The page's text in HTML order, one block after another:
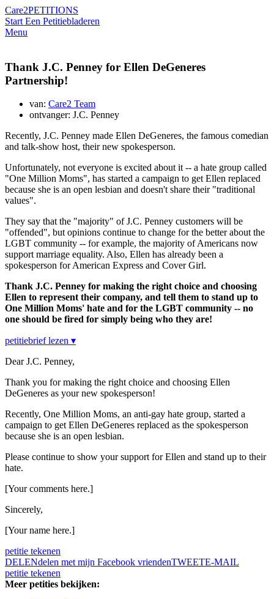
Care2PETITIONS
Start Een Petitiebladeren
Menu
Thank J.C. Penney for Ellen DeGeneres
Partnership!
van: Care2 Team
ontvanger: J.C. Penney
Recently, J.C. Penney made Ellen DeGeneres, the famous comedian
and talk-show host, their new spokesperson.
Unfortunately, not everyone is excited about it -- a hate group called
"One Million Moms", has started a campaign to get Ellen replaced
because she is an open lesbian and doesn't share their "traditional
values".
They say that the "majority" of J.C. Penney customers will be
"offended", but opinions continue to change for the better about the
LGBT community -- for example, the majority of Americans now
support marriage equality. Also, Ellen has already been a
spokesperson for American Express and Cover Girl.
Thank J.C. Penney for making the right choice and choosing
Ellen to represent their company, and tell them to stand up to
One Million Moms' hate and for the LGBT community -- no
one should be fired for simply being who they are!
petitiebrief lezen ▾
Dear J.C. Penney,
Thank you for making the right choice and choosing Ellen
DeGeneres as your new spokesperson!
Recently, One Million Moms, an anti-gay hate group, started a
campaign to get Ellen DeGeneres replaced as the spokesperson
because she is an open lesbian.
Please continue to show your support for Ellen and stand up to their
hate.
[Your comments here.]
Sincerely,
[Your name here.]
petitie tekenen
DELENdelen met mijn Facebook vriendenTWEETE-MAIL
petitie tekenen
Meer petities bekijken: